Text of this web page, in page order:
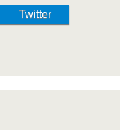
Twitter